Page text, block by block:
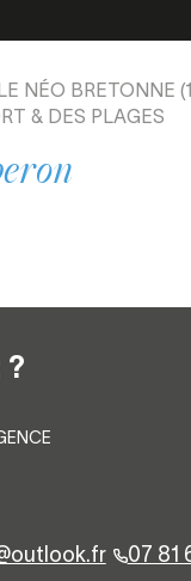
NÉO BRETONNE
& DES PLAGES
07 81